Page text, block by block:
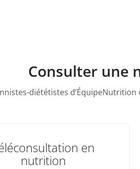
Consulter une
diététistes
en
nutrition